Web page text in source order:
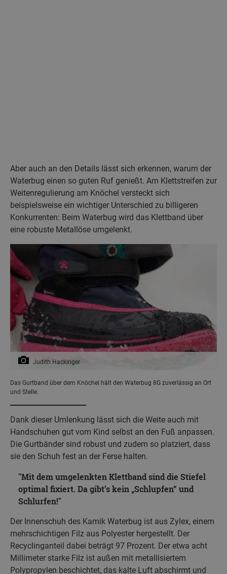
Aber auch an den Details lässt sich erkennen, warum der
Waterbug einen so guten Ruf genießt. Am Klettstreifen zur
Weitenregulierung am Knöchel versteckt sich
beispielsweise ein wichtiger Unterschied zu billigeren
Konkurrenten: Beim Waterbug wird das Klettband über
eine robuste Metallöse umgelenkt.
Judith Hackinger
Das Gurtband über dem Knöchel hält den Waterbug 8G zuverlässig an Ort
und Stelle.
Dank dieser Umlenkung lässt sich die Weite auch mit
Handschuhen gut vom Kind selbst an den Fuß anpassen.
Die Gurtbänder sind robust und zudem so platziert, dass
sie den Schuh fest an der Ferse halten.
Mit dem umgelenkten Klettband sind die Stiefel
optimal fixiert. Da gibt’s kein „Schlupfen“ und
Schlurfen!
Der Innenschuh des Kamik Waterbug ist aus Zylex, einem
mehrschichtigen Filz aus Polyester hergestellt. Der
Recyclinganteil dabei beträgt 97 Prozent. Der etwa acht
Millimeter starke Filz ist außen mit metallisiertem
Polypropylen beschichtet, das kalte Luft abschirmt und